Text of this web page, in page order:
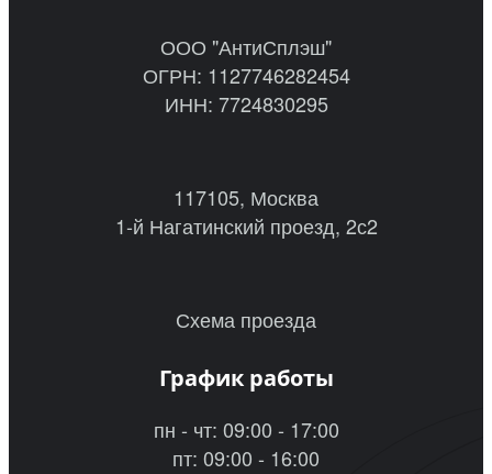
ООО "АнтиСплэш"
ОГРН: 1127746282454
ИНН: 7724830295
117105, Москва
1-й Нагатинский проезд, 2с2
Схема проезда
График работы
пн - чт: 09:00 - 17:00
пт: 09:00 - 16:00